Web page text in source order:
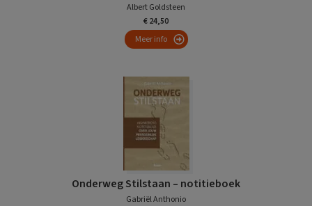
Albert Goldsteen
€ 24,50
Meer info
Onderweg Stilstaan – notitieboek
Gabriël Anthonio